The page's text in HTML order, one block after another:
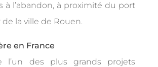
à l’abandon, à proximité du port
la ville de Rouen.
en France
l’un des plus grands projets